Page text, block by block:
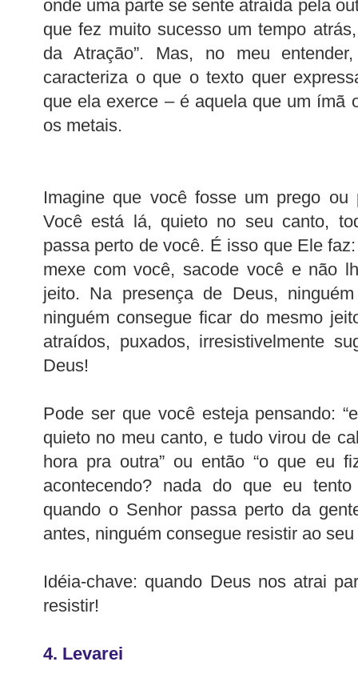
onde uma parte se sente atraída pela
que fez muito sucesso um tempo
da Atração”. Mas, no meu
caracteriza o que o texto quer
que ela exerce – é aquela que um ímã
os metais.
Imagine que você fosse um prego
Você está lá, quieto no seu canto,
passa perto de você. É isso que Ele
mexe com você, sacode você e não
jeito. Na presença de Deus,
ninguém consegue ficar do mesmo
atraídos, puxados, irresistivelmente
Deus!
Pode ser que você esteja pensando:
quieto no meu canto, e tudo virou de
hora pra outra” ou então “o que eu
acontecendo? nada do que eu
quando o Senhor passa perto da
antes, ninguém consegue resistir ao
Idéia-chave: quando Deus nos atrai
resistir!
4. Levarei